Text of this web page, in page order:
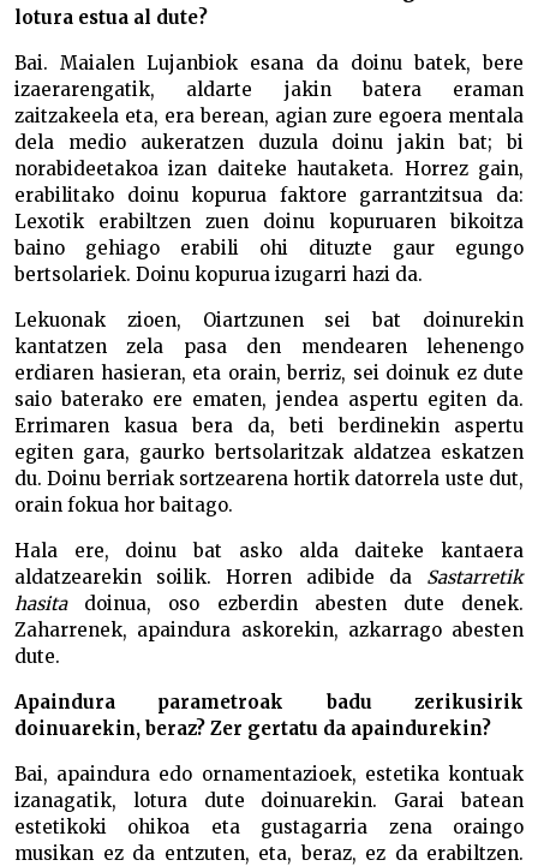
lotura estua al dute?
Bai. Maialen Lujanbiok esana da doinu batek, bere
izaerarengatik, aldarte jakin batera eraman
zaitzakeela eta, era berean, agian zure egoera mentala
dela medio aukeratzen duzula doinu jakin bat; bi
norabideetakoa izan daiteke hautaketa. Horrez gain,
erabilitako doinu kopurua faktore garrantzitsua da:
Lexotik erabiltzen zuen doinu kopuruaren bikoitza
baino gehiago erabili ohi dituzte gaur egungo
bertsolariek. Doinu kopurua izugarri hazi da.
Lekuonak zioen, Oiartzunen sei bat doinurekin
kantatzen zela pasa den mendearen lehenengo
erdiaren hasieran, eta orain, berriz, sei doinuk ez dute
saio baterako ere ematen, jendea aspertu egiten da.
Errimaren kasua bera da, beti berdinekin aspertu
egiten gara, gaurko bertsolaritzak aldatzea eskatzen
du. Doinu berriak sortzearena hortik datorrela uste dut,
orain fokua hor baitago.
Hala ere, doinu bat asko alda daiteke kantaera
aldatzearekin soilik. Horren adibide da Sastarretik
hasita doinua, oso ezberdin abesten dute denek.
Zaharrenek, apaindura askorekin, azkarrago abesten
dute.
Apaindura parametroak badu zerikusirik
doinuarekin, beraz? Zer gertatu da apaindurekin?
Bai, apaindura edo ornamentazioek, estetika kontuak
izanagatik, lotura dute doinuarekin. Garai batean
estetikoki ohikoa eta gustagarria zena oraingo
musikan ez da entzuten, eta, beraz, ez da erabiltzen.